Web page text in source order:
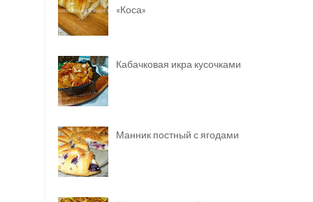
«Коса»
Кабачковая икра кусочками
Манник постный с ягодами